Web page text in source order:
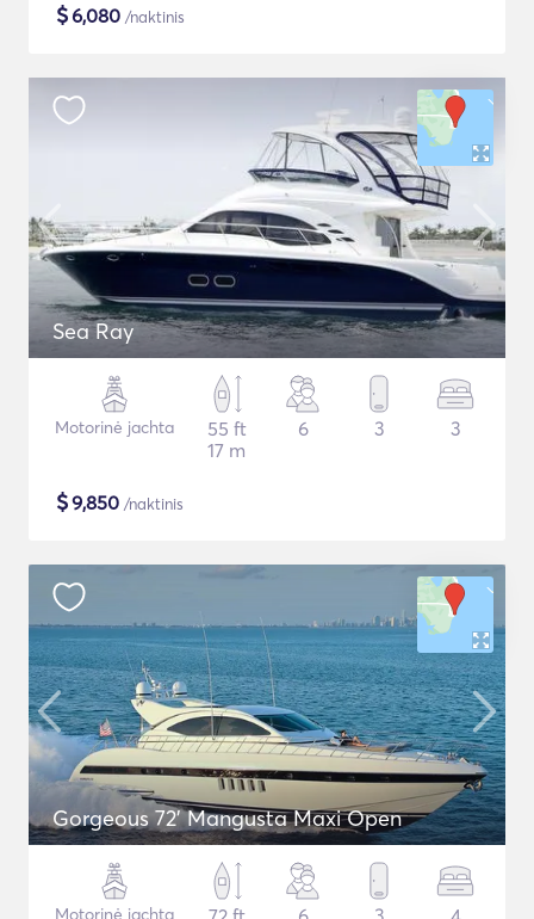
$6,080 /naktinis
Sea Ray
Motorinė jachta
55 ft
17 m
6 3 3
$9,850 /naktinis
Gorgeous 72' Mangusta Maxi Open
Motorinė jachta